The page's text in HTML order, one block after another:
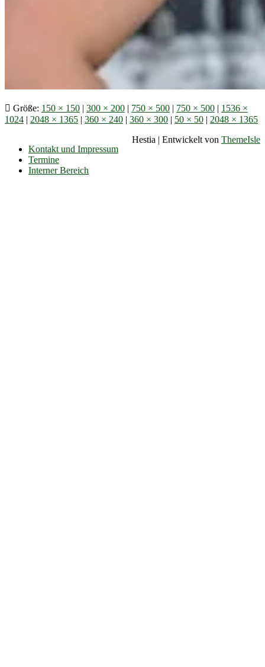
Größe: 150 × 150 | 300 × 200 | 750 × 500 | 750 × 500 | 1536 ×
1024 | 2048 × 1365 | 360 × 240 | 360 × 300 | 50 × 50 | 2048 × 1365
Kontakt und Impressum
Termine
Interner Bereich
Hestia | Entwickelt von ThemeIsle